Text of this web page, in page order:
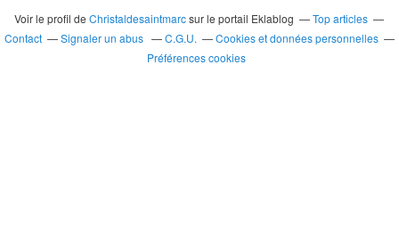
Voir le profil deChristaldesaintmarcsur le portail Eklablog
Top articles
Contact
Signaler un abus C.G.U.
Cookies et données personnelles
Préférences cookies